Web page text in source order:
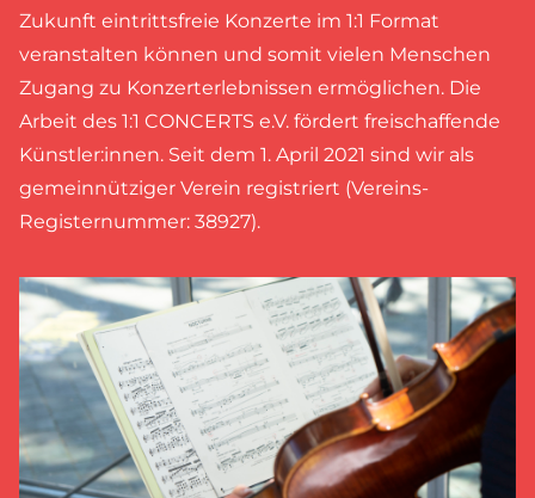
Zukunft eintrittsfreie Konzerte im 1:1 Format
veranstalten können und somit vielen Menschen
Zugang zu Konzerterlebnissen ermöglichen. Die
Arbeit des 1:1 CONCERTS e.V. fördert freischaffende
Künstler:innen. Seit dem 1. April 2021 sind wir als
gemeinnütziger Verein registriert (Vereins-
Registernummer: 38927).